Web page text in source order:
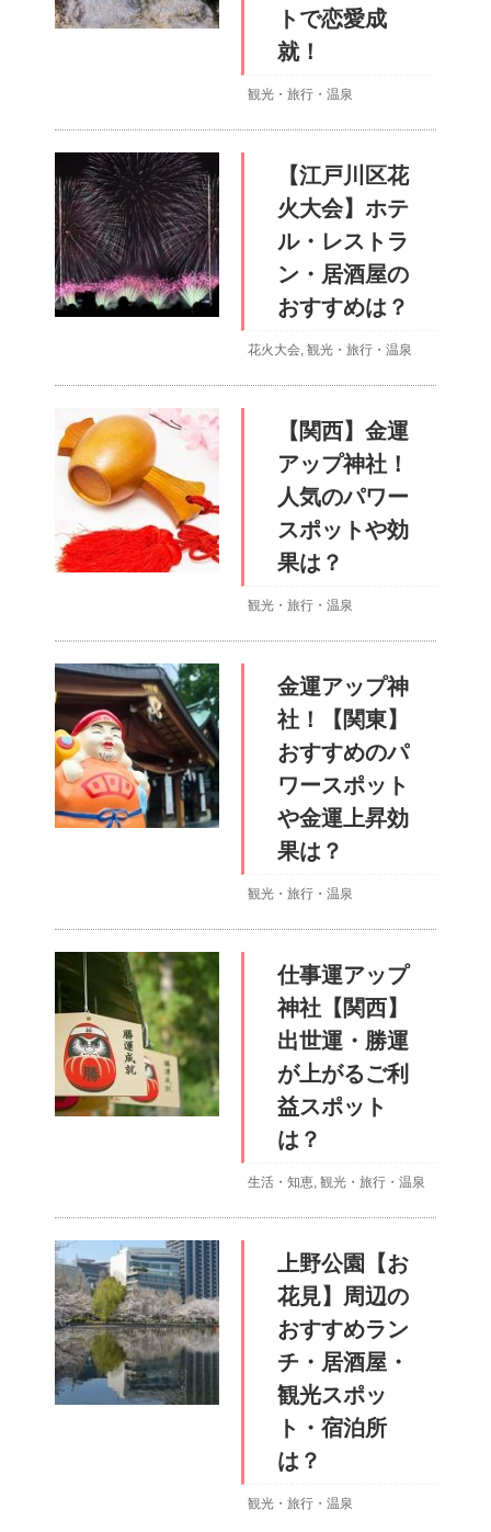
トで恋愛成
就！
観光・旅行・温泉
【江戸川区花
火大会】ホテ
ル・レストラ
ン・居酒屋の
おすすめは？
花火大会, 観光・旅行・温泉
【関西】金運
アップ神社！
人気のパワー
スポットや効
果は？
観光・旅行・温泉
金運アップ神
社！【関東】
おすすめのパ
ワースポット
や金運上昇効
果は？
観光・旅行・温泉
仕事運アップ
神社【関西】
出世運・勝運
が上がるご利
益スポット
は？
生活・知恵, 観光・旅行・温泉
上野公園【お
花見】周辺の
おすすめラン
チ・居酒屋・
観光スポッ
ト・宿泊所
は？
観光・旅行・温泉